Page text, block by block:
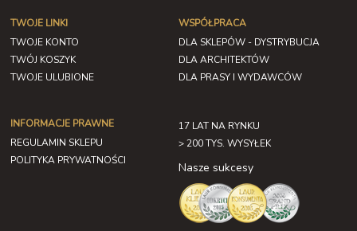
TWOJE LINKI
TWOJE KONTO
TWÓJ KOSZYK
TWOJE ULUBIONE
INFORMACJE PRAWNE
REGULAMIN SKLEPU
POLITYKA PRYWATNOŚCI
WSPÓŁPRACA
DLA SKLEPÓW - DYSTRYBUCJA
DLA ARCHITEKTÓW
DLA PRASY I WYDAWCÓW
17 LAT NA RYNKU
> 200 TYS. WYSYŁEK
Nasze sukcesy